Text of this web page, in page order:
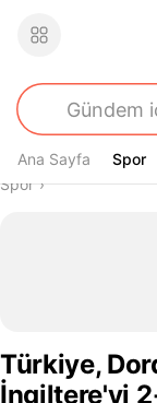
Ana Sayfa Spor
Spor
Buradasın
Spor›
Türkiye,
İngiltere'yi